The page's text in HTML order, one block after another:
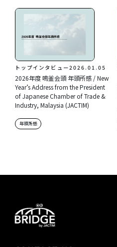
トップインタビュー2026.01.05
2026年度 鳴釜会頭 年頭所感 / New
Year’s Address from the President
of Japanese Chamber of Trade &
Industry, Malaysia (JACTIM)
年頭所感